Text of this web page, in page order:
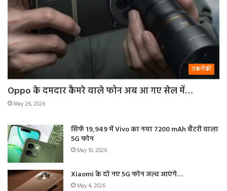
तकनीकी
Oppo के दमदार कैमरे वाले फोन अब आ गए सेल में…
May 26, 2026
सिर्फ 19,949 में Vivo का नया 7200 mAh बैटरी वाला
5G फोन
May 10, 2026
Xiaomi के दो नए 5G फोन जल्द आएंगे…
May 4, 2026